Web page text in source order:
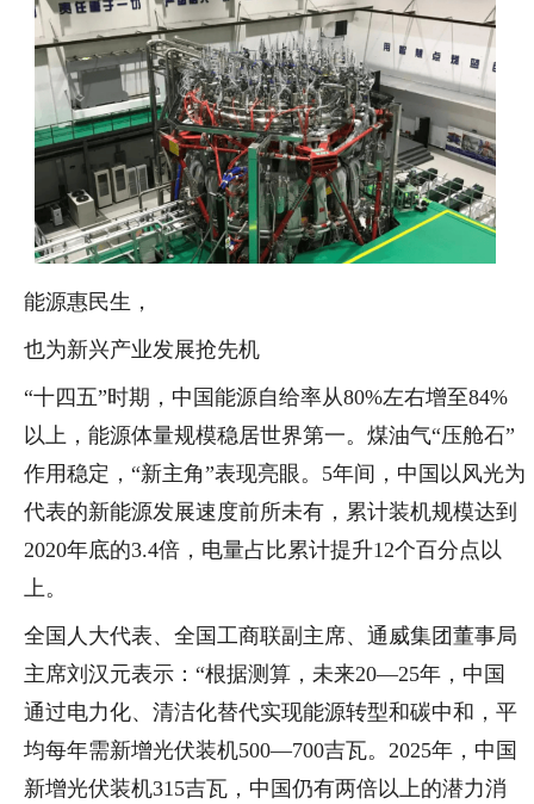
能源惠民生，
也为新兴产业发展抢先机
“十四五”时期，中国能源自给率从80%左右增至84%
以上，能源体量规模稳居世界第一。煤油气“压舱石”
作用稳定，“新主角”表现亮眼。5年间，中国以风光为
代表的新能源发展速度前所未有，累计装机规模达到
2020年底的3.4倍，电量占比累计提升12个百分点以
上。
全国人大代表、全国工商联副主席、通威集团董事局
主席刘汉元表示：“根据测算，未来20—25年，中国
通过电力化、清洁化替代实现能源转型和碳中和，平
均每年需新增光伏装机500—700吉瓦。2025年，中国
新增光伏装机315吉瓦，中国仍有两倍以上的潜力消